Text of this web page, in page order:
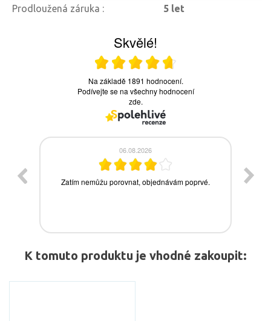
Prodloužená záruka :
5 let
K tomuto produktu je vhodné zakoupit: